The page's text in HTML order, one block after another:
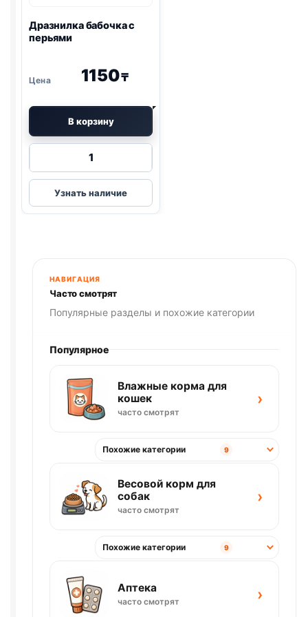
Дразнилка бабочка с
перьями
1150₸
В корзину
Количество
Дразнилка
бабочка
с
Узнать наличие
НАВИГАЦИЯ
Часто смотрят
Популярные разделы и похожие категории
Популярное
Влажные корма для
кошек
часто смотрят
›
Похожие категории 9
Весовой корм для
собак
часто смотрят
›
Похожие категории 9
Аптека
часто смотрят ›